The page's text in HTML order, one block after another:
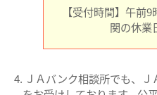
【受付時間】午前
関の休業
ＪＡバンク相談所でも、